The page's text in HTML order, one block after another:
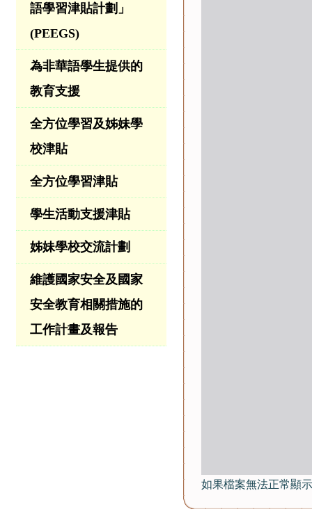
語學習津貼計劃」
(PEEGS)
為非華語學生提供的
教育支援
全方位學習及姊妹學
校津貼
全方位學習津貼
學生活動支援津貼
姊妹學校交流計劃
維護國家安全及國家
安全教育相關措施的
工作計畫及報告
如果檔案無法正常顯